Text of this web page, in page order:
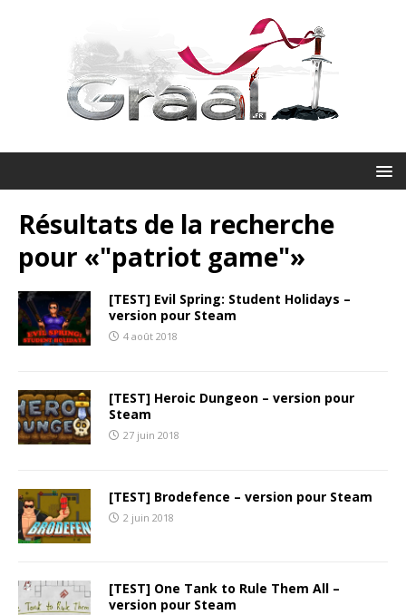
Résultats de la recherche
pour «"patriot game"»
[TEST] Evil Spring: Student Holidays –
version pour Steam
4 août 2018
[TEST] Heroic Dungeon – version pour
Steam
27 juin 2018
[TEST] Brodefence – version pour Steam
2 juin 2018
[TEST] One Tank to Rule Them All –
version pour Steam